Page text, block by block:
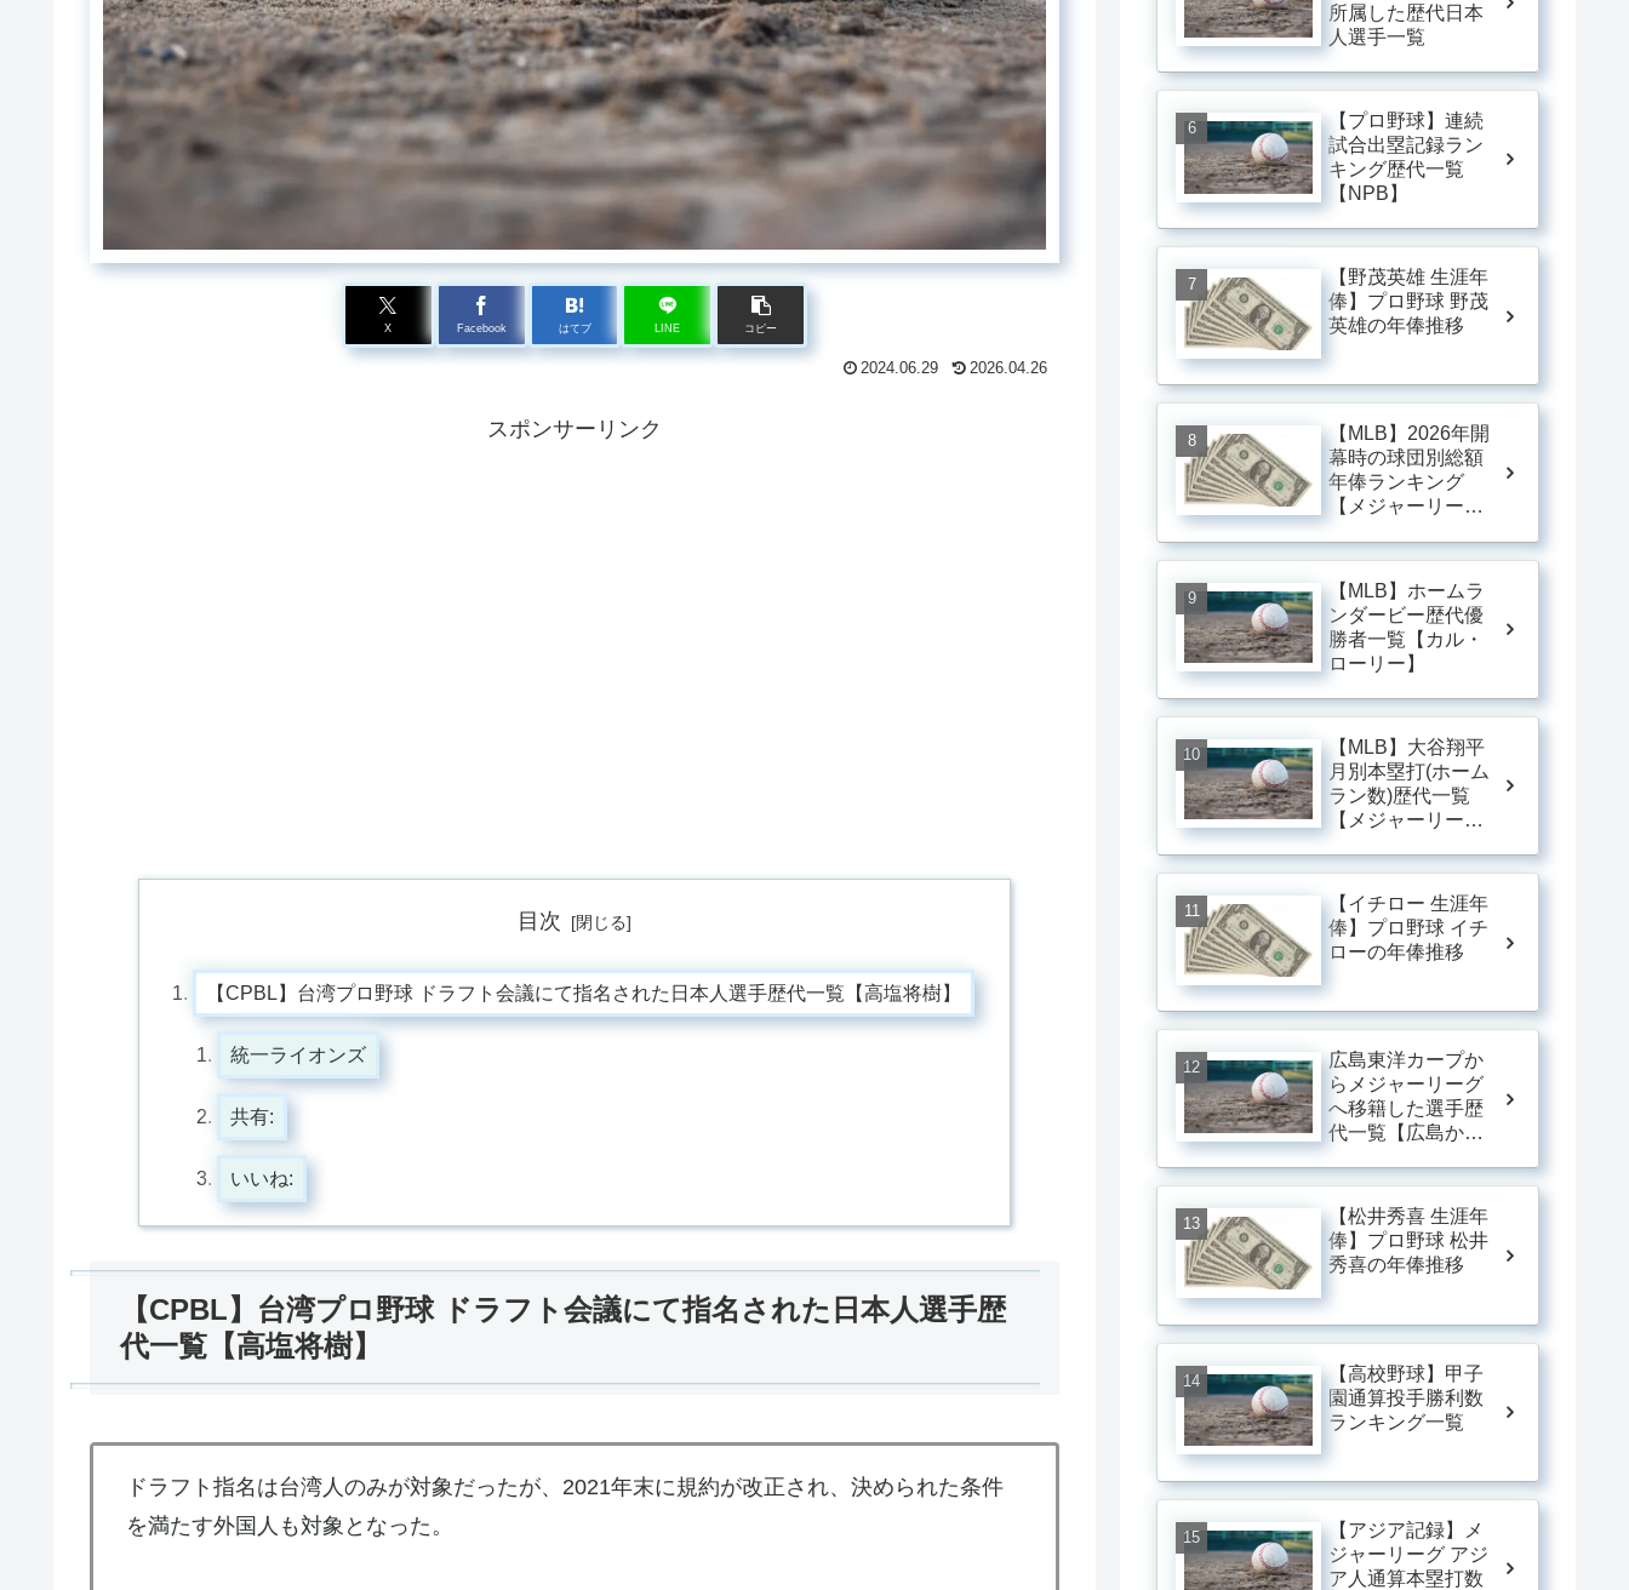
X Facebook はてブ LINE コピー
2024.06.29 2026.04.26
スポンサーリンク
目次
【CPBL】台湾プロ野球 ドラフト会議にて指名された日本人選手歴代一覧【高塩将樹】
統一ライオンズ
共有:
いいね:
【CPBL】台湾プロ野球 ドラフト会議にて指名された日本人選手歴
代一覧【高塩将樹】
ドラフト指名は台湾人のみが対象だったが、2021年末に規約が改正され、決められた条件
を満たす外国人も対象となった。
所属した歴代日本
人選手一覧
【プロ野球】連続
試合出塁記録ラン
キング歴代一覧
【NPB】
【野茂英雄 生涯年
俸】プロ野球 野茂
英雄の年俸推移
【MLB】2026年開
幕時の球団別総額
年俸ランキング
【メジャーリー
【MLB】ホームラ
ンダービー歴代優
勝者一覧【カル・
ローリー】
【MLB】大谷翔平
月別本塁打(ホーム
ラン数)歴代一覧
【メジャーリー
【イチロー 生涯年
俸】プロ野球 イチ
ローの年俸推移
広島東洋カープか
らメジャーリーグ
へ移籍した選手歴
代一覧【広島から
【松井秀喜 生涯年
俸】プロ野球 松井
秀喜の年俸推移
【高校野球】甲子
園通算投手勝利数
ランキング一覧
【アジア記録】メ
ジャーリーグ アジ
ア人通算本塁打数